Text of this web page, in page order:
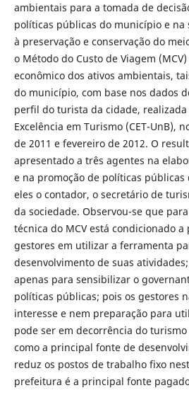
ambientais para a tomada de
políticas públicas do município e na
à preservação e conservação do
o Método do Custo de Viagem
econômico dos ativos ambientais,
do município, com base nos dados
perfil do turista da cidade,
Excelência em Turismo (CET-UnB),
de 2011 e fevereiro de 2012. O
apresentado a três agentes na
e na promoção de políticas
eles o contador, o secretário de
da sociedade. Observou-se que
técnica do MCV está condicionado a
gestores em utilizar a ferramenta
desenvolvimento de suas
apenas para sensibilizar o
políticas públicas; pois os gestores
interesse e nem preparação para
pode ser em decorrência do
como a principal fonte de
reduz os postos de trabalho fixo
prefeitura é a principal fonte